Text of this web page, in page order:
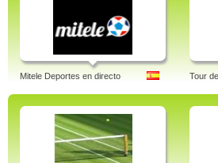
Mitele Deportes en directo Tour